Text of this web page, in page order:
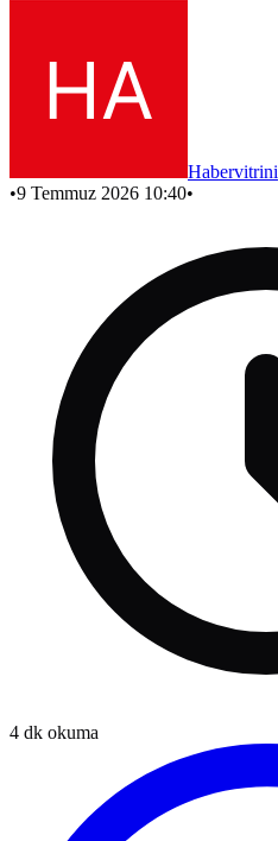
Habervitrini
•9 Temmuz 2026 10:40•
4 dk okuma